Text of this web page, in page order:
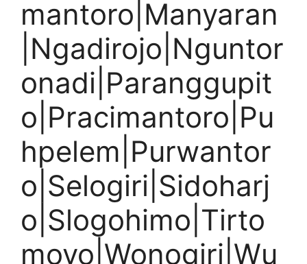
mantoro|Manyaran
|Ngadirojo|Nguntor
onadi|Paranggupit
o|Pracimantoro|Pu
hpelem|Purwantor
o|Selogiri|Sidoharj
o|Slogohimo|Tirto
moyo|Wonogiri|Wu